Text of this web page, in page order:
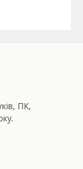
ПК,